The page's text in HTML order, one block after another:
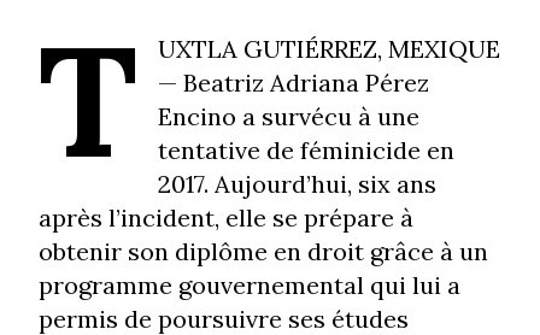
Elle a survécu à une tentative de féminicide.
Maintenant, elle étudie le droit pour aider
d’autres femmes dans le sud du Mexique
T
UXTLA GUTIÉRREZ, MEXIQUE
— Beatriz Adriana Pérez
Encino a survécu à une
tentative de féminicide en
2017. Aujourd’hui, six ans
après l’incident, elle se prépare à
obtenir son diplôme en droit grâce à un
programme gouvernemental qui lui a
permis de poursuivre ses études